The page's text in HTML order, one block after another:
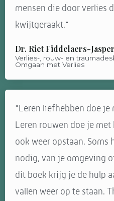
mensen die door verlies
kwijtgeraakt."
Dr. Riet Fiddelaers-
Verlies-, rouw- en
Omgaan met Verlies
"Leren liefhebben doe je
Leren rouwen doe je met
ook weer opstaan. Soms
nodig, van je omgeving
dit boek krijg je de hulp
vallen weer op te staan.